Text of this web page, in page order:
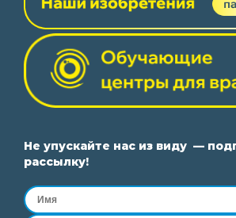
Не упускайте нас из виду —
рассылку!